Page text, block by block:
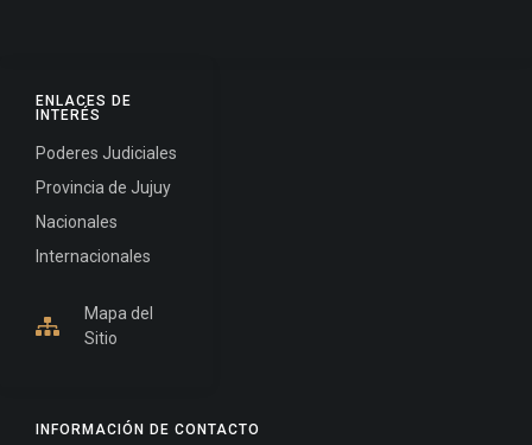
INFORMACIÓN DE CONTACTO
ENLACES DE
INTERÉS
Poderes Judiciales
Provincia de Jujuy
Nacionales
Internacionales
Mapa del
Sitio